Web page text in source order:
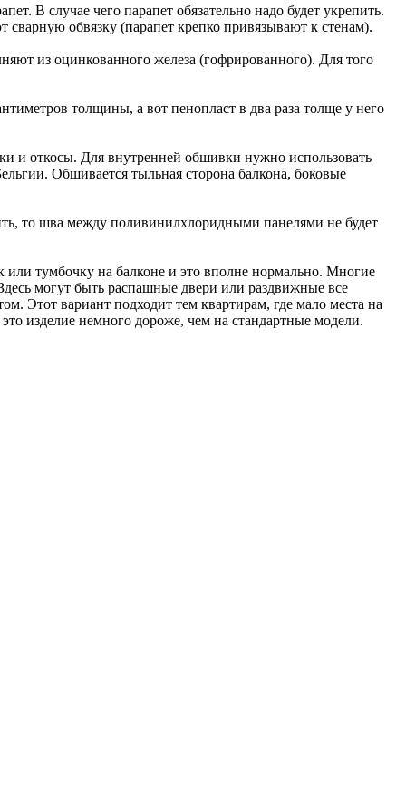
В случае чего парапет обязательно надо будет укрепить.
обвязку (парапет крепко привязывают к стенам).
из оцинкованного железа (гофрированного). Для того
толщины, а вот пенопласт в два раза толще у него
и откосы. Для внутренней обшивки нужно использовать
Обшивается тыльная сторона балкона, боковые
то шва между поливинилхлоридными панелями не будет
или тумбочку на балконе и это вполне нормально. Многие
могут быть распашные двери или раздвижные все
Этот вариант подходит тем квартирам, где мало места на
изделие немного дороже, чем на стандартные модели.